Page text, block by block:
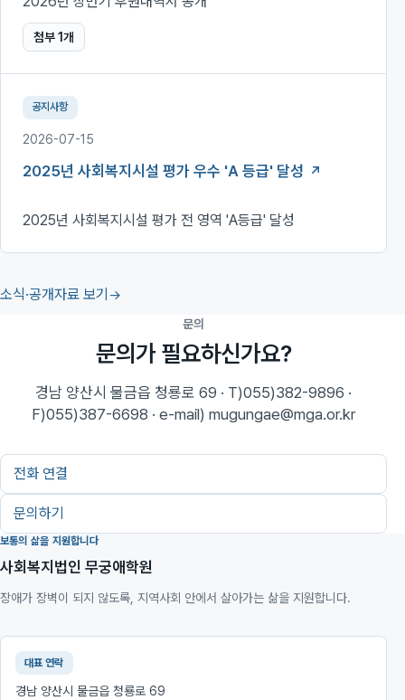
첨부1개
공지사항
2026-07-15
2025년 사회복지시설 평가 우수 'A 등급' 달성
2025년 사회복지시설 평가 전 영역 'A등급' 달성
소식·공개자료 보기
문의
문의가 필요하신가요?
경남 양산시 물금읍 청룡로 69 · T)055)382-9896 ·
F)055)387-6698 · e-mail) mugungae@mga.or.kr
전화 연결
문의하기
보통의 삶을 지원합니다
사회복지법인 무궁애학원
장애가 장벽이 되지 않도록, 지역사회 안에서 살아가는 삶을 지원합니다.
대표 연락
경남 양산시 물금읍 청룡로 69